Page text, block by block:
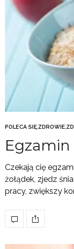
POLECA SIĘ,ZDROWIE,
Egzamin
Czekają cię
żołądek, zjedz
pracy, zwiększy